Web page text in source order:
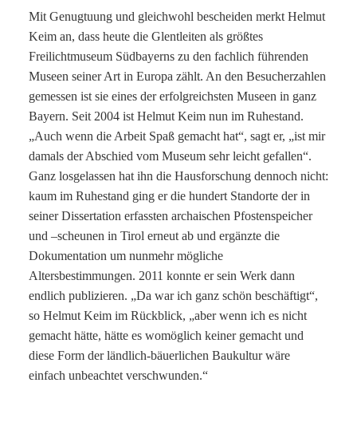
Mit Genugtuung und gleichwohl bescheiden merkt Helmut
Keim an, dass heute die Glentleiten als größtes
Freilichtmuseum Südbayerns zu den fachlich führenden
Museen seiner Art in Europa zählt. An den Besucherzahlen
gemessen ist sie eines der erfolgreichsten Museen in ganz
Bayern. Seit 2004 ist Helmut Keim nun im Ruhestand.
„Auch wenn die Arbeit Spaß gemacht hat“, sagt er, „ist mir
damals der Abschied vom Museum sehr leicht gefallen“.
Ganz losgelassen hat ihn die Hausforschung dennoch nicht:
kaum im Ruhestand ging er die hundert Standorte der in
seiner Dissertation erfassten archaischen Pfostenspeicher
und –scheunen in Tirol erneut ab und ergänzte die
Dokumentation um nunmehr mögliche
Altersbestimmungen. 2011 konnte er sein Werk dann
endlich publizieren. „Da war ich ganz schön beschäftigt“,
so Helmut Keim im Rückblick, „aber wenn ich es nicht
gemacht hätte, hätte es womöglich keiner gemacht und
diese Form der ländlich-bäuerlichen Baukultur wäre
einfach unbeachtet verschwunden.“